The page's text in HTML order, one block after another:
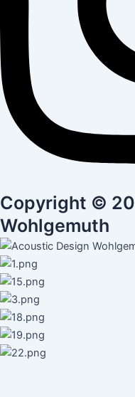
Copyright ©
Wohlgemuth